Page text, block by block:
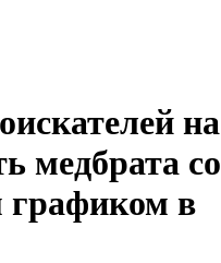
на
медбрата со
в